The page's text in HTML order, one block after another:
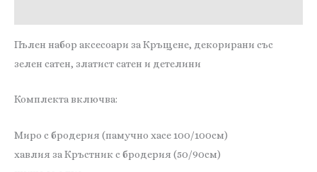
Пълен набор аксесоари за Кръщене, декорирани със
зелен сатен, златист сатен и детелини
Комплекта включва:
Миро с бродерия (памучно хасе 100/100см)
хавлия за Кръстник с бродерия (50/90см)